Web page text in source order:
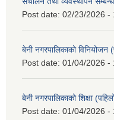
Post date: 02/23/2026 -
बेनी नगरपालिकाको
Post date: 01/04/2026 -
बेनी नगरपालिकाको शिक्षा
Post date: 01/04/2026 -